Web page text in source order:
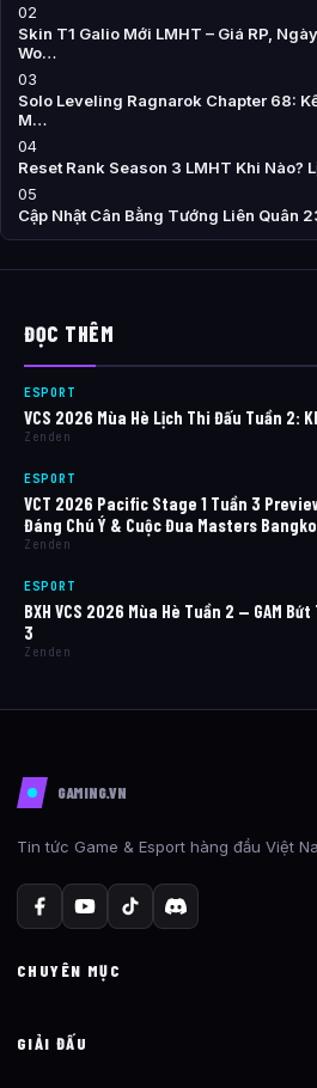
02
Skin T1 Galio Mới LMHT – Giá RP,
Wo…
03
Solo Leveling Ragnarok Chapter 68:
M…
04
Reset Rank Season 3 LMHT Khi Nào?
05
Cập Nhật Cân Bằng Tướng Liên Quân
ĐỌC THÊM
ESPORT
VCS 2026 Mùa Hè Lịch Thi Đấu Tuần 2:
Zenden
ESPORT
VCT 2026 Pacific Stage 1 Tuần 3
Đáng Chú Ý & Cuộc Đua Masters
Zenden
ESPORT
BXH VCS 2026 Mùa Hè Tuần 2 — GAM
3
Zenden
GAMING.VN
Tin tức Game & Esport hàng đầu Việt
CHUYÊN MỤC
GIẢI ĐẤU